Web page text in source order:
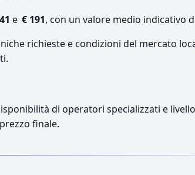
e € 191, con un valore medio indicativo
richieste e condizioni del mercato
di operatori specializzati e
finale.